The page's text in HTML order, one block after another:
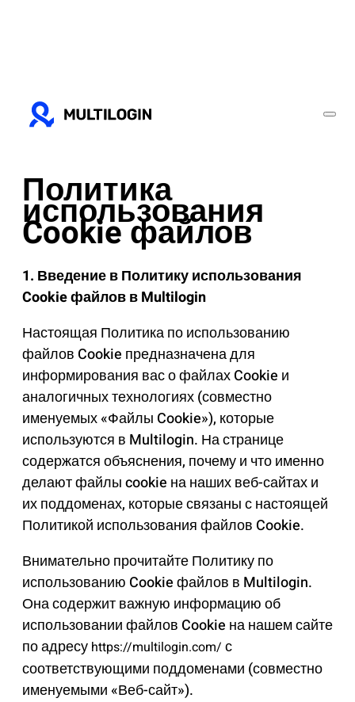
Политика
использования
Cookie файлов
1. Введение в Политику использования
Cookie файлов в Multilogin
Настоящая Политика по использованию
файлов Cookie предназначена для
информирования вас о файлах Cookie и
аналогичных технологиях (совместно
именуемых «Файлы Cookie»), которые
используются в Multilogin. На странице
содержатся объяснения, почему и что именно
делают файлы cookie на наших веб-сайтах и
их поддоменах, которые связаны с настоящей
Политикой использования файлов Cookie.
Внимательно прочитайте Политику по
использованию Cookie файлов в Multilogin.
Она содержит важную информацию об
использовании файлов Cookie на нашем сайте
по адресу https://multilogin.com/ с
соответствующими поддоменами (совместно
именуемыми «Веб-сайт»).